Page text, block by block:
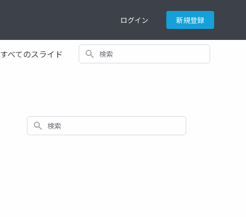
ログイン 新規登録
すべてのスライド 検索
検索